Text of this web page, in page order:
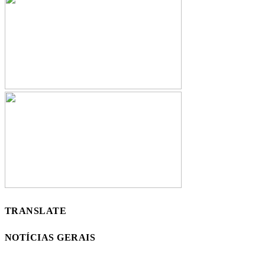
TRANSLATE
NOTÍCIAS GERAIS